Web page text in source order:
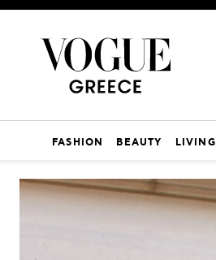
FASHION BEAUTY LIVING